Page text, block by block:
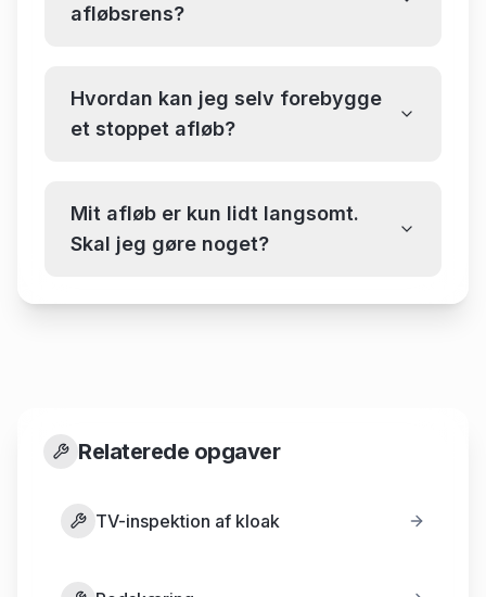
afløbsrens?
Hvordan kan jeg selv forebygge
et stoppet afløb?
Mit afløb er kun lidt langsomt.
Skal jeg gøre noget?
Relaterede opgaver
TV-inspektion af kloak